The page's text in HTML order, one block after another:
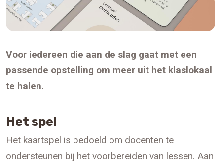
Voor iedereen die aan de slag gaat met een
passende opstelling om meer uit het klaslokaal
te halen.
Het spel
Het kaartspel is bedoeld om docenten te
ondersteunen bij het voorbereiden van lessen. Aan